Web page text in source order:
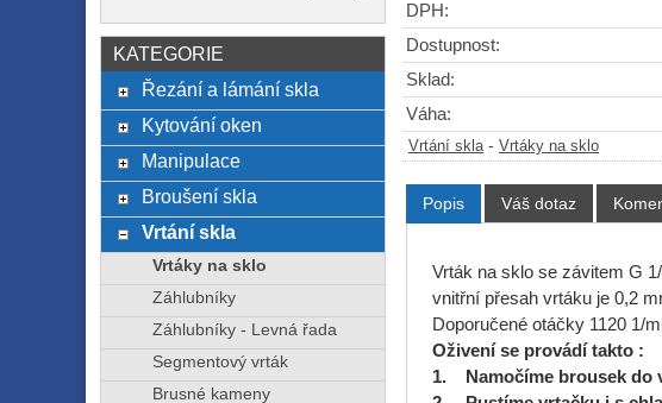
DPH:
Dostupnost:
Sklad:
Váha:
Vrtání skla- Vrtáky na sklo
Popis Váš dotaz
Vrták na sklo se závitem G
vnitřní přesah vrtáku je 0,2
Doporučené otáčky 1120 1/
Oživení se provádí takto :
1. Namočíme brousek do
KATEGORIE
Řezání a lámání skla
Kytování oken
Manipulace
Broušení skla
Vrtání skla
Vrtáky na sklo
Záhlubníky
Záhlubníky - Levná řada
Segmentový vrták
Brusné kameny